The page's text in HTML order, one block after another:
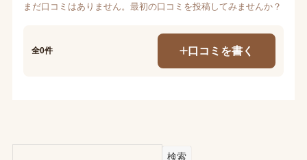
まだ口コミはありません。最初の口コミを投稿してみませんか？
全0件 口コミを書く
検索